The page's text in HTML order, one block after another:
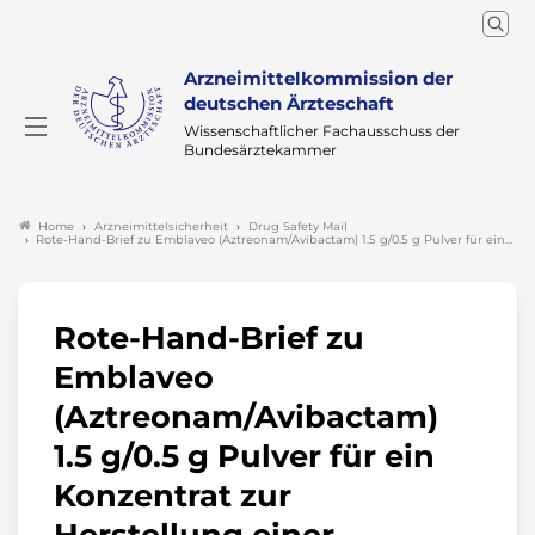
Arzneimittelkommission der
deutschen Ärzteschaft
Wissenschaftlicher Fachausschuss der
Bundesärztekammer
Home Arzneimittelsicherheit
Drug Safety Mail
Rote-Hand-Brief zu Emblaveo (Aztreonam/Avibactam) 1.5 g/0.5 g Pulver für ein…
Rote-Hand-Brief zu
Emblaveo
(Aztreonam/Avibactam)
1.5 g/0.5 g Pulver für ein
Konzentrat zur